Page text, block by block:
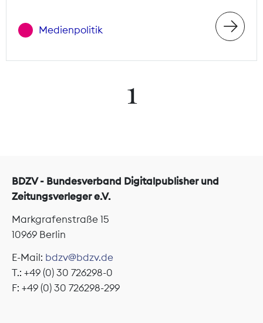
Medienpolitik
1
BDZV - Bundesverband Digitalpublisher und
Zeitungsverleger e.V.
Markgrafenstraße 15
10969 Berlin
E-Mail: bdzv@bdzv.de
T.: +49 (0) 30 726298-0
F: +49 (0) 30 726298-299